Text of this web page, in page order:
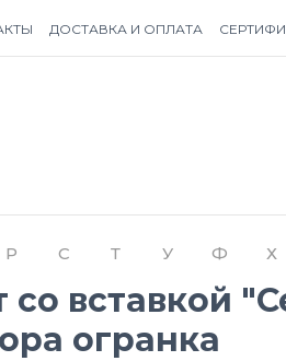
ДОСТАВКА И ОПЛАТА
Р С Т У Ф Х
со вставкой
огранка